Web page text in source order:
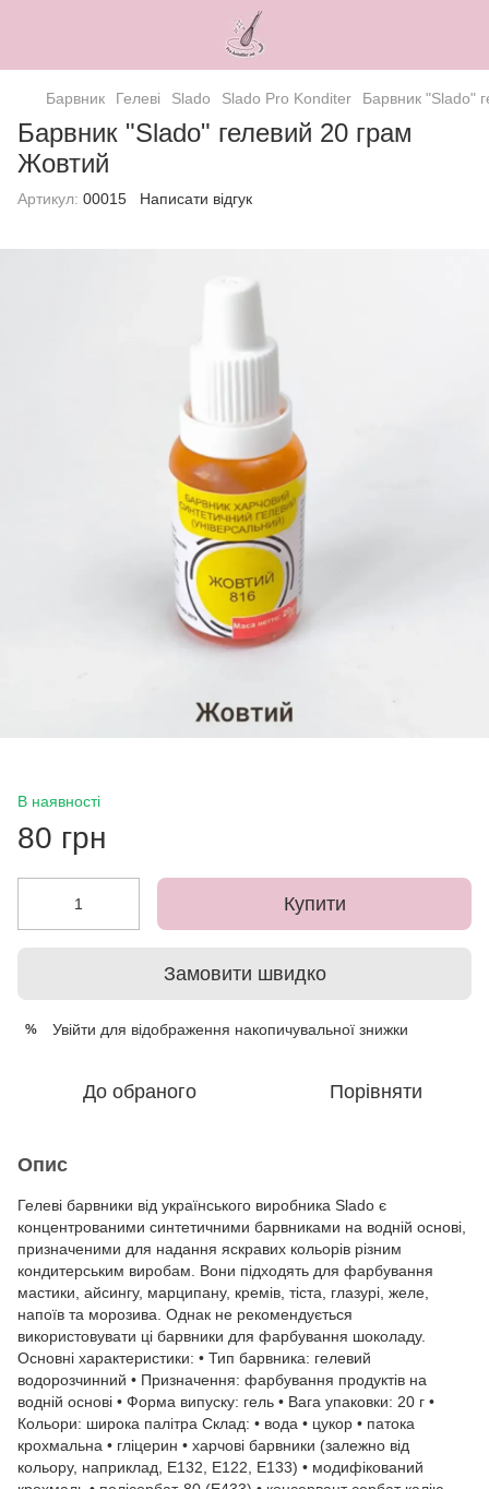
Барвник Гелеві Slado Slado Pro Konditer Барвник "Slado"
Барвник "Slado" гелевий 20 грам
Жовтий
Артикул: 00015 Написати відгук
В наявності
80 грн
Купити
Замовити швидко
% Увійти для відображення накопичувальної знижки
До обраного Порівняти
Опис
Гелеві барвники від українського виробника Slado є
концентрованими синтетичними барвниками на водній основі,
призначеними для надання яскравих кольорів різним
кондитерським виробам. Вони підходять для фарбування
мастики, айсингу, марципану, кремів, тіста, глазурі, желе,
напоїв та морозива. Однак не рекомендується
використовувати ці барвники для фарбування шоколаду.
Основні характеристики: • Тип барвника: гелевий
водорозчинний • Призначення: фарбування продуктів на
водній основі • Форма випуску: гель • Вага упаковки: 20 г •
Кольори: широка палітра Склад: • вода • цукор • патока
крохмальна • гліцерин • харчові барвники (залежно від
кольору, наприклад, Е132, Е122, Е133) • модифікований